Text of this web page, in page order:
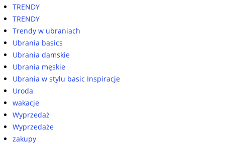
TRENDY
TRENDY
Trendy w ubraniach
Ubrania basics
Ubrania damskie
Ubrania męskie
Ubrania w stylu basic Inspiracje
Uroda
wakacje
Wyprzedaż
Wyprzedaże
zakupy